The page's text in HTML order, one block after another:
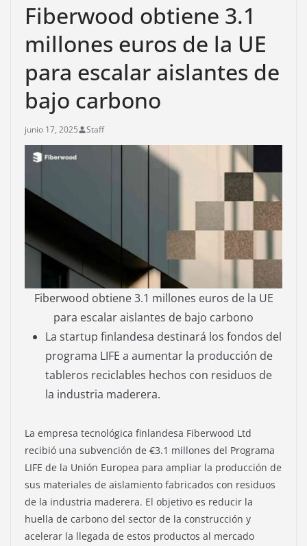
Fiberwood obtiene 3.1
millones euros de la UE
para escalar aislantes de
bajo carbono
junio 17, 2025 Staff
Fiberwood obtiene 3.1 millones euros de la UE
para escalar aislantes de bajo carbono
La startup finlandesa destinará los fondos del
programa LIFE a aumentar la producción de
tableros reciclables hechos con residuos de
la industria maderera.
La empresa tecnológica finlandesa Fiberwood Ltd
recibió una subvención de €3.1 millones del Programa
LIFE de la Unión Europea para ampliar la producción de
sus materiales de aislamiento fabricados con residuos
de la industria maderera. El objetivo es reducir la
huella de carbono del sector de la construcción y
acelerar la llegada de estos productos al mercado